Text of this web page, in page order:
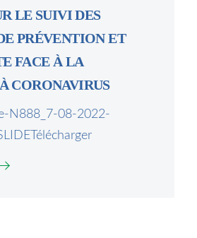
LE SUIVI DES
PRÉVENTION ET
FACE À LA
CORONAVIRUS
N888_7-08-2022-